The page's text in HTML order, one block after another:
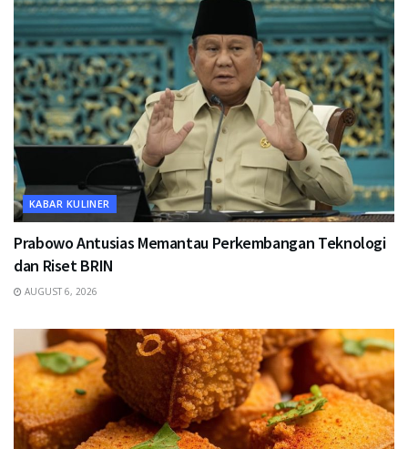
KABAR KULINER
Prabowo Antusias Memantau Perkembangan Teknologi
dan Riset BRIN
AUGUST 6, 2026